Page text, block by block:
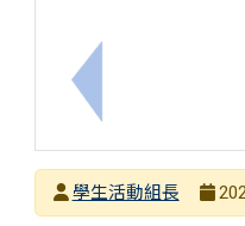
上一筆：函轉教
發布者
學生活動組長